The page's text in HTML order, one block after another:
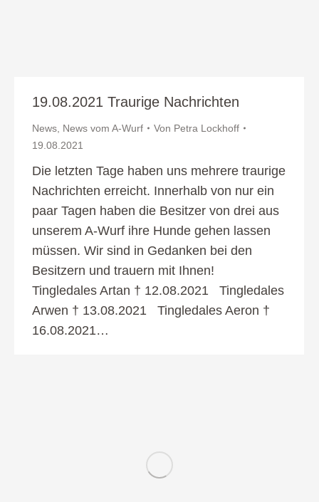
19.08.2021 Traurige Nachrichten
News News vom A-Wurf Von Petra Lockhoff
19.08.2021
Die letzten Tage haben uns mehrere traurige
Nachrichten erreicht. Innerhalb von nur ein
paar Tagen haben die Besitzer von drei aus
unserem A-Wurf ihre Hunde gehen lassen
müssen. Wir sind in Gedanken bei den
Besitzern und trauern mit Ihnen!
Tingledales Artan † 12.08.2021 Tingledales
Arwen † 13.08.2021 Tingledales Aeron †
16.08.2021…